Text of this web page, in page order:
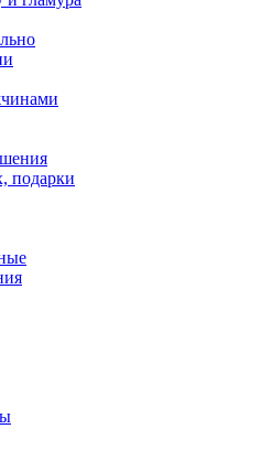
подарки